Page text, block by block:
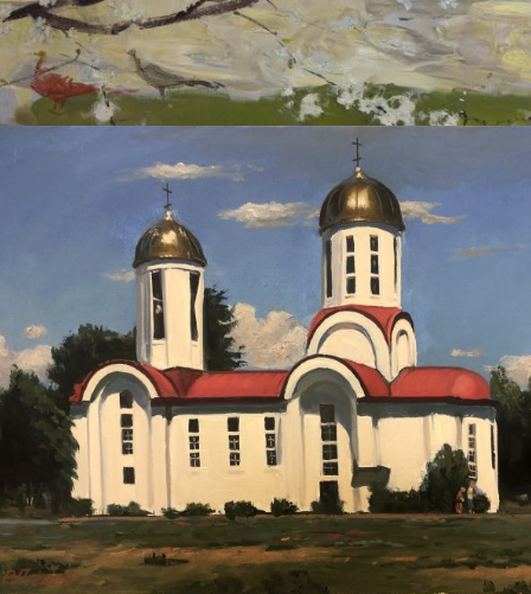
РАФАЭЛЬ ЛУКЬЯНОВ